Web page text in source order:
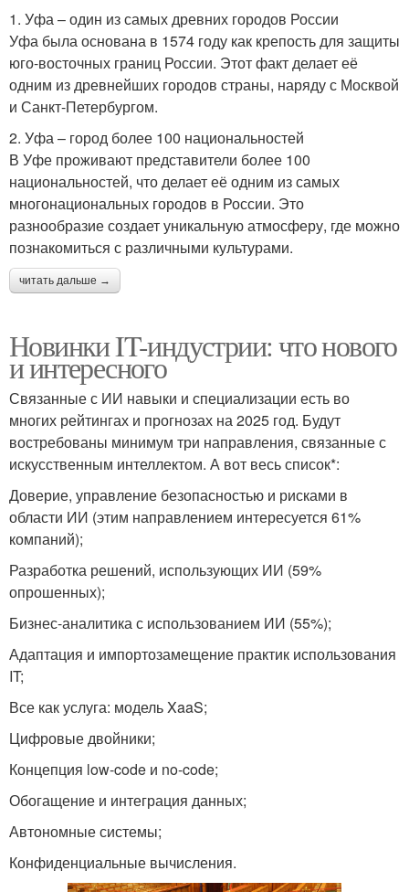
1. Уфа – один из самых древних городов России
Уфа была основана в 1574 году как крепость для защиты
юго-восточных границ России. Этот факт делает её
одним из древнейших городов страны, наряду с Москвой
и Санкт-Петербургом.
2. Уфа – город более 100 национальностей
В Уфе проживают представители более 100
национальностей, что делает её одним из самых
многонациональных городов в России. Это
разнообразие создает уникальную атмосферу, где можно
познакомиться с различными культурами.
читать дальше →
Новинки IT-индустрии: что нового
и интересного
Связанные с ИИ навыки и специализации есть во
многих рейтингах и прогнозах на 2025 год. Будут
востребованы минимум три направления, связанные с
искусственным интеллектом. А вот весь список*:
Доверие, управление безопасностью и рисками в
области ИИ (этим направлением интересуется 61%
компаний);
Разработка решений, использующих ИИ (59%
опрошенных);
Бизнес-аналитика с использованием ИИ (55%);
Адаптация и импортозамещение практик использования
IT;
Все как услуга: модель XaaS;
Цифровые двойники;
Концепция low-code и no-code;
Обогащение и интеграция данных;
Автономные системы;
Конфиденциальные вычисления.